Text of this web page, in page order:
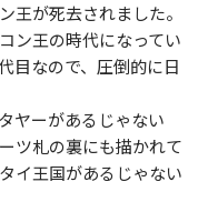
王が死去されました。
ン王の時代になってい
目なので、圧倒的に日
ヤーがあるじゃない
ツ札の裏にも描かれて
イ王国があるじゃない